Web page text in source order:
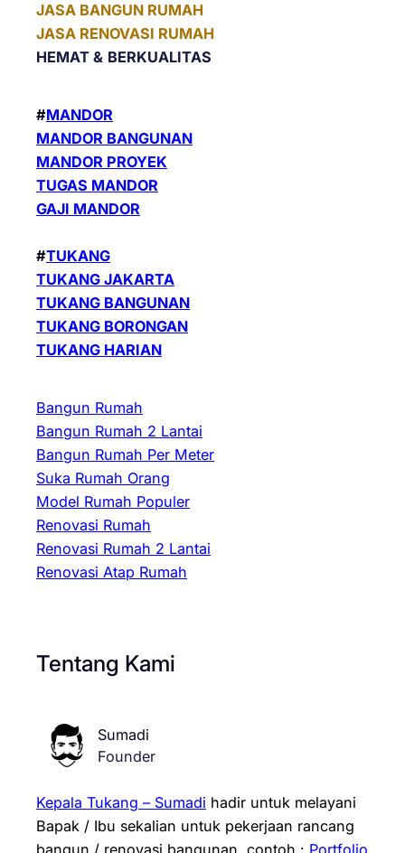
JASA BANGUN RUMAH
JASA RENOVASI RUMAH
HEMAT & BERKUALITAS
#MANDOR
MANDOR BANGUNAN
MANDOR PROYEK
TUGAS MANDOR
GAJI MANDOR
#TUKANG
TUKANG JAKARTA
TUKANG BANGUNAN
TUKANG BORONGAN
TUKANG HARIAN
Bangun Rumah
Bangun Rumah 2 Lantai
Bangun Rumah Per Meter
Suka Rumah Orang
Model Rumah Populer
Renovasi Rumah
Renovasi Rumah 2 Lantai
Renovasi Atap Rumah
Tentang Kami
Sumadi
Founder
Kepala Tukang – Sumadi hadir untuk melayani
Bapak / Ibu sekalian untuk pekerjaan rancang
bangun / renovasi bangunan. contoh : Portfolio